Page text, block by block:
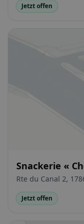
Jetzt offen
Snackerie «
Rte du Canal 2,
Jetzt offen